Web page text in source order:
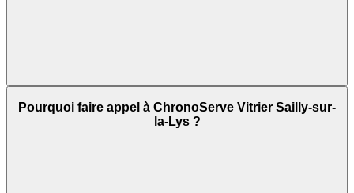
Pourquoi faire appel à ChronoServe Vitrier Sailly-sur-
la-Lys ?